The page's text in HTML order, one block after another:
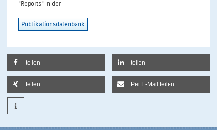
"Reports" in der
Publikationsdatenbank
teilen teilen
teilen Per E-Mail teilen